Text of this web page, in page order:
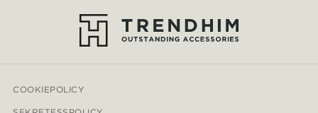
COOKIEPOLICY